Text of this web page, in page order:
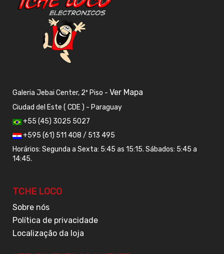
Galeria Jebai Center, 2º Piso - Ver Mapa
Ciudad del Este ( CDE ) - Paraguay
+55 (45) 3025 5027
+595 (61) 511 408 / 513 495
Horários: Segunda a Sexta: 5:45 as 15:15. Sábados: 5:45 a
14:45.
TCHE LOCO
Sobre nós
Política de privacidade
Localização da loja